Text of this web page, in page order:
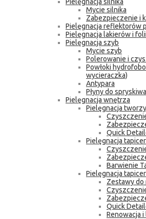
Mycie silnika
Zabezpieczenie i
Pielęgnacja reflektorów
Pielęgnacja lakierów i
Pielęgnacja szyb
Mycie szyb
Polerowanie i
Powłoki
wycieraczka)
Antypara
Płyny do
Pielęgnacja wnętrza
Pielęgnacja
Quick
Pielęgnacja
Barwienie
Pielęgnacja
Zestawy do
Quick
Renowacja